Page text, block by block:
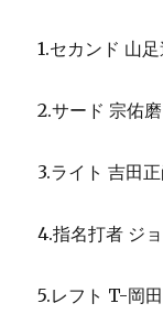
1.セカンド 山
2.サード 宗佑磨
3.ライト 吉田正
4.指名打者 ジ
5.レフト T-岡田